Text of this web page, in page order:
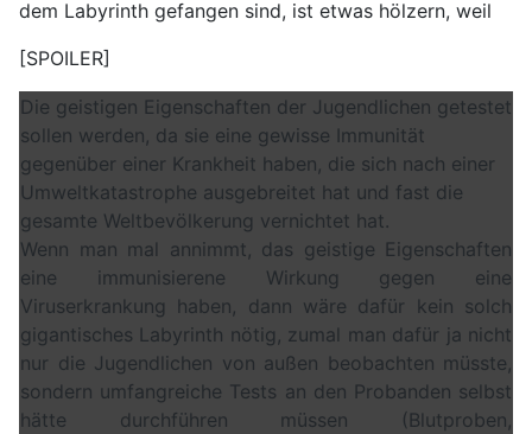
dem Labyrinth gefangen sind, ist etwas hölzern, weil
[SPOILER]
Die geistigen Eigenschaften der Jugendlichen getestet
sollen werden, da sie eine gewisse Immunität
gegenüber einer Krankheit haben, die sich nach einer
Umweltkatastrophe ausgebreitet hat und fast die
gesamte Weltbevölkerung vernichtet hat.
Wenn man mal annimmt, das geistige Eigenschaften
eine immunisierene Wirkung gegen eine
Viruserkrankung haben, dann wäre dafür kein solch
gigantisches Labyrinth nötig, zumal man dafür ja nicht
nur die Jugendlichen von außen beobachten müsste,
sondern umfangreiche Tests an den Probanden selbst
hätte durchführen müssen (Blutproben,